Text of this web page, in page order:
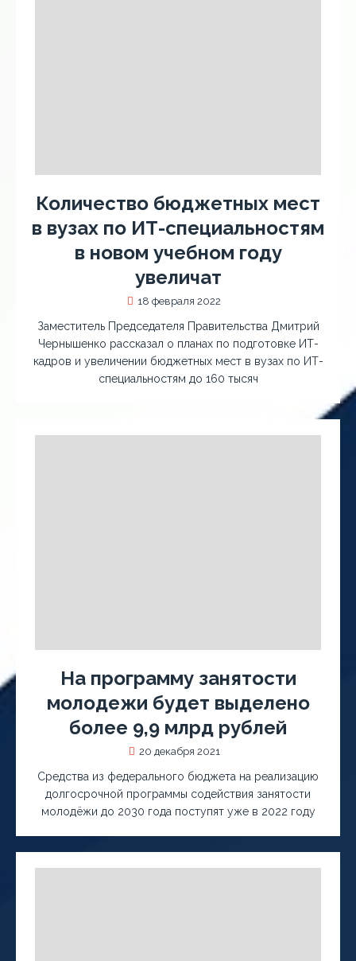
Количество бюджетных мест
в вузах по ИТ-специальностям
в новом учебном году
увеличат
18 февраля 2022
Заместитель Председателя Правительства Дмитрий
Чернышенко рассказал о планах по подготовке ИТ-
кадров и увеличении бюджетных мест в вузах по ИТ-
специальностям до 160 тысяч
На программу занятости
молодежи будет выделено
более 9,9 млрд рублей
20 декабря 2021
Средства из федерального бюджета на реализацию
долгосрочной программы содействия занятости
молодёжи до 2030 года поступят уже в 2022 году